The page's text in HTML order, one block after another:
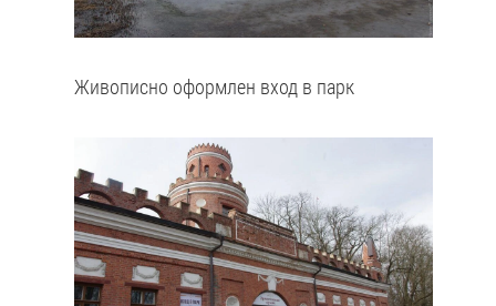
Живописно оформлен вход в парк